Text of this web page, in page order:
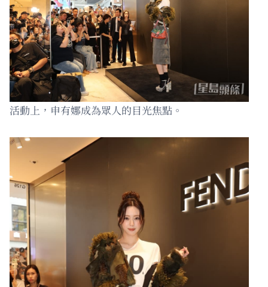
活動上，申有娜成為眾人的目光焦點。